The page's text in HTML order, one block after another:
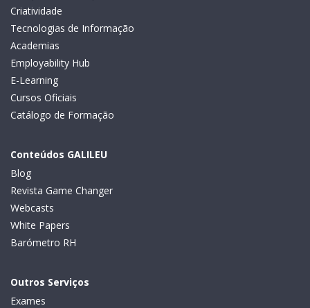
Criatividade
Tecnologias de Informação
Academias
Employability Hub
E-Learning
Cursos Oficiais
Catálogo de Formação
Conteúdos GALILEU
Blog
Revista Game Changer
Webcasts
White Papers
Barómetro RH
Outros Serviços
Exames